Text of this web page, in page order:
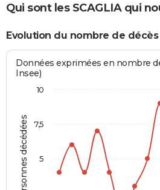
Qui sont les SCAGLIA qui
Evolution du nombre de décès
Personnes décédées
Données exprimées en nombre
Insee)
5
7,5
10